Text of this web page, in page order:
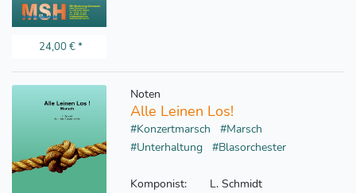
24,00 €*
Noten
Alle Leinen Los!
#Konzertmarsch
#Marsch
#Unterhaltung
#Blasorchester
Komponist:
L. Schmidt